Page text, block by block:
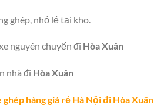
ghép, nhỏ lẻ tại kho.
nguyên chuyến đi Hòa Xuân
nhà đi Hòa Xuân
ghép hàng giá rẻ Hà Nội đi Hòa Xuân